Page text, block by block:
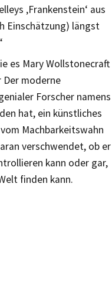
‚Frankenstein‘ aus
Einschätzung) längst
es Mary Wollstonecraft
Der moderne
Forscher namens
hat, ein künstliches
Machbarkeitswahn
verschwendet, ob er
kann oder gar,
finden kann.